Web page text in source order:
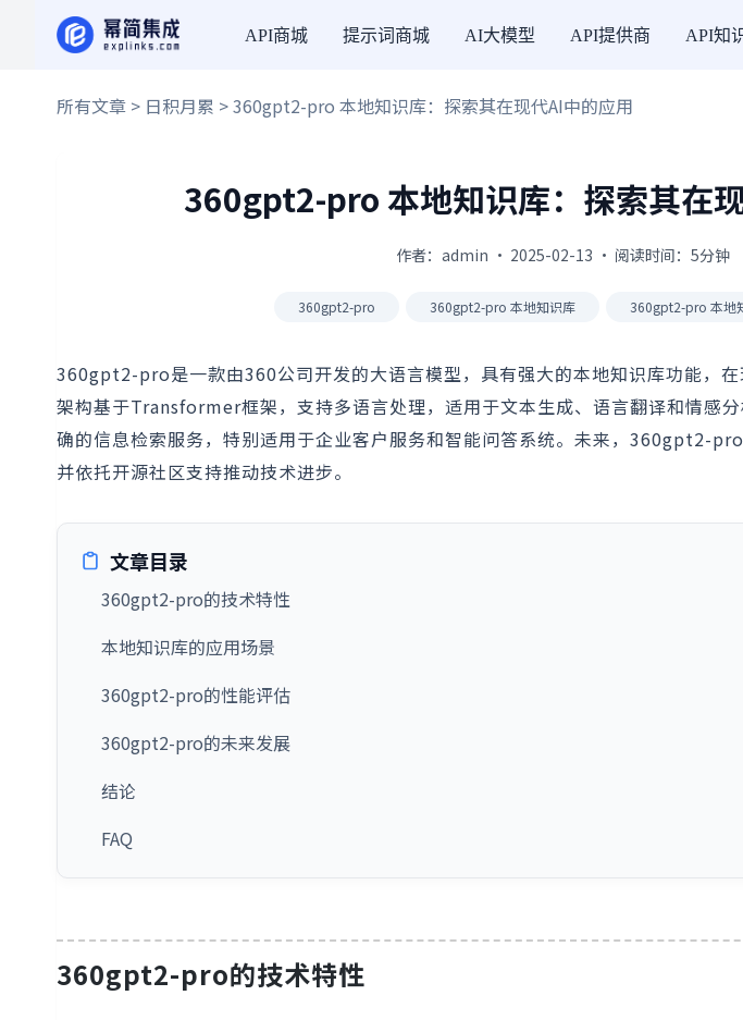
API商城 提示词商城 AI大模型 API提供商 API知
所有文章 > 日积月累 > 360gpt2-pro 本地知识库：探索其在现代AI中的应用
360gpt2-pro 本地知识库：探索其在
作者：admin · 2025-02-13 · 阅读时间：5分钟
360gpt2-pro 360gpt2-pro 本地知识库 360gpt2-pro 本地
360gpt2-pro是一款由360公司开发的大语言模型，具有强大的本地知识库功能，
架构基于Transformer框架，支持多语言处理，适用于文本生成、语言翻译和情感
确的信息检索服务，特别适用于企业客户服务和智能问答系统。未来，360gpt2-pro
并依托开源社区支持推动技术进步。
文章目录
360gpt2-pro的技术特性
本地知识库的应用场景
360gpt2-pro的性能评估
360gpt2-pro的未来发展
结论
FAQ
360gpt2-pro的技术特性